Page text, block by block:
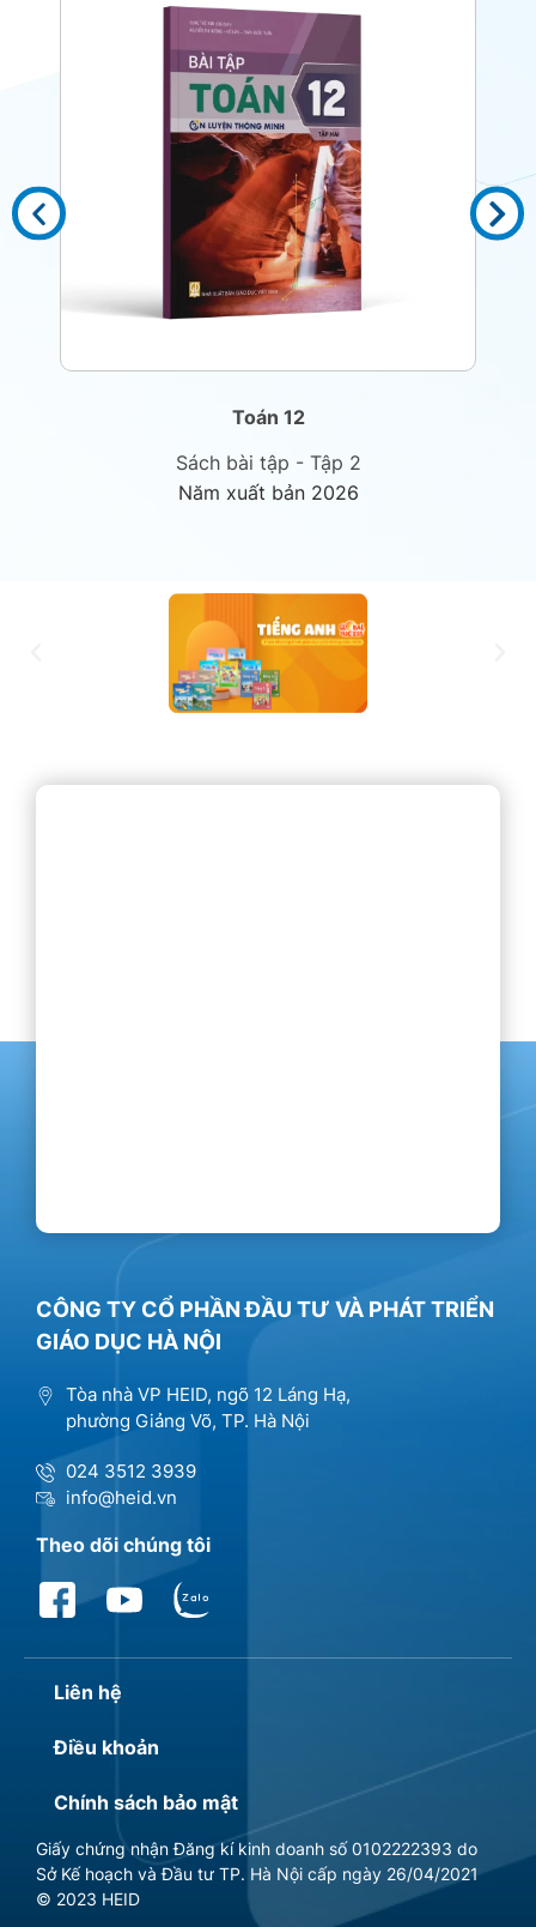
Toán 12
Sách bài tập - Tập 2
Năm xuất bản 2026
CÔNG TY CỔ PHẦN ĐẦU TƯ VÀ PHÁT TRIỂN
GIÁO DỤC HÀ NỘI
Tòa nhà VP HEID, ngõ 12 Láng Hạ,
phường Giảng Võ, TP. Hà Nội
024 3512 3939
info@heid.vn
Theo dõi chúng tôi
Liên hệ
Điều khoản
Chính sách bảo mật
Giấy chứng nhận Đăng kí kinh doanh số 0102222393 do
Sở Kế hoạch và Đầu tư TP. Hà Nội cấp ngày 26/04/2021
© 2023 HEID